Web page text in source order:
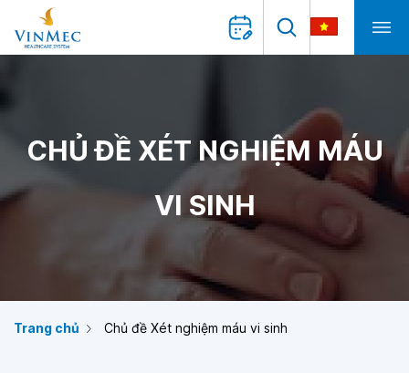
CHỦ ĐỀ XÉT NGHIỆM MÁU
VI SINH
Trang chủ Chủ đề Xét nghiệm máu vi sinh